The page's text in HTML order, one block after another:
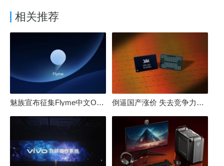
相关推荐
魅族宣布征集Flyme中文OS名：要像鸿蒙、澎湃一样响亮 倒逼国产涨价 失去竞争力！三星要减产50%：SSD必须涨价